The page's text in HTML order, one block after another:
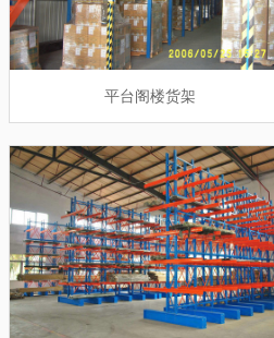
钢制托盘
平台阁楼货架